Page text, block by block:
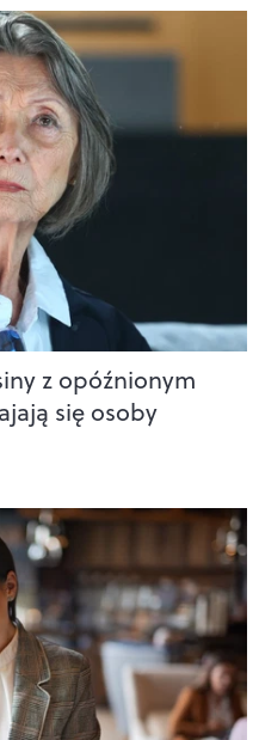
z opóźnionym
się osoby